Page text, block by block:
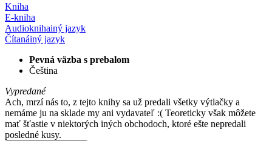
Kniha
E-kniha
Audioknihainý jazyk
Čítanáiný jazyk
Pevná väzba s prebalom
Čeština
Vypredané
Ach, mrzí nás to, z tejto knihy sa už predali všetky výtlačky a
nemáme ju na sklade my ani vydavateľ :( Teoreticky však môžete
mať šťastie v niektorých iných obchodoch, ktoré ešte nepredali
posledné kusy.